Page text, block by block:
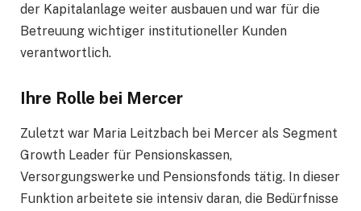
der Kapitalanlage weiter ausbauen und war für die
Betreuung wichtiger institutioneller Kunden
verantwortlich.
Ihre Rolle bei Mercer
Zuletzt war Maria Leitzbach bei Mercer als Segment
Growth Leader für Pensionskassen,
Versorgungswerke und Pensionsfonds tätig. In dieser
Funktion arbeitete sie intensiv daran, die Bedürfnisse